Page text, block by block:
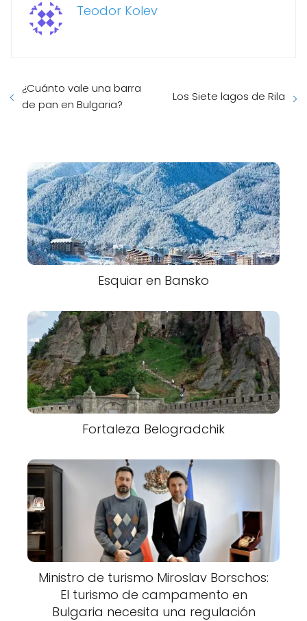
Teodor Kolev
¿Cuánto vale una barra
de pan en Bulgaria?
Los Siete lagos de Rila
Esquiar en Bansko
Fortaleza Belogradchik
Ministro de turismo Miroslav Borschos:
El turismo de campamento en
Bulgaria necesita una regulación